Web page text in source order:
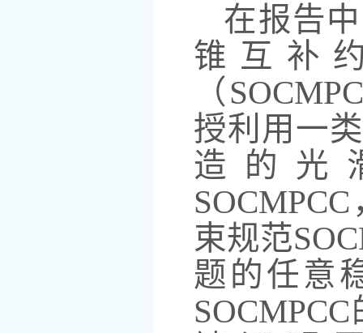
在报告
锥互补
（
授利用一
造的光
束规范
题的任意